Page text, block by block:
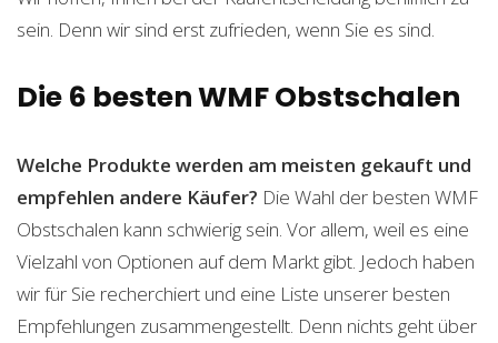
sein. Denn wir sind erst zufrieden, wenn Sie es sind.
Die 6 besten WMF Obstschalen
Welche Produkte werden am meisten gekauft und
empfehlen andere Käufer? Die Wahl der besten WMF
Obstschalen kann schwierig sein. Vor allem, weil es eine
Vielzahl von Optionen auf dem Markt gibt. Jedoch haben
wir für Sie recherchiert und eine Liste unserer besten
Empfehlungen zusammengestellt. Denn nichts geht über